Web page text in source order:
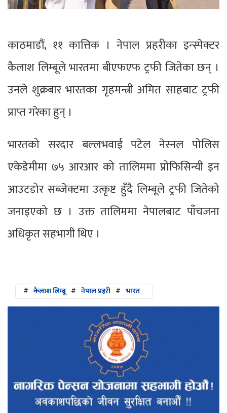
काठमाडौं, ११ कात्तिक । नेपाल प्रहरीका इन्स्पेक्टर
कैलाश लिम्बूले भारतमा बीएफएफ ट्रफी जितेका छन् ।
उनले शुक्रबार भारतका गृहमन्त्री अमित साहबाट ट्रफी
प्राप्त गरेका हुन् ।
भारतको सरदार बल्लभवाई पटेल नेस्नल पोलिस
एकेडेमीमा ७५ आरआर को तालिममा प्रोफिसिन्यी इन
आउटडोर सब्जेक्टमा उत्कृष्ट हुँदै लिम्बूले ट्रफी जितेको
जनाइएको छ । उक्त तालिममा नेपालबाट पाँचजना
अधिकृत सहभागी थिए ।
# कैलाश लिम्बू # नेपाल प्रहरी # भारत